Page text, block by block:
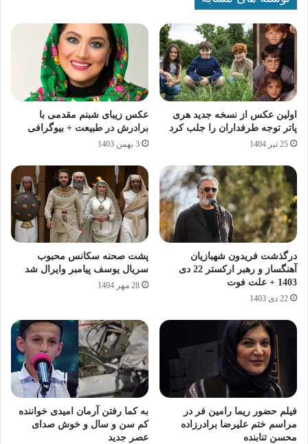
اولین عکس از نسخه جدید هری
پاتر توجه طرفداران را جلب کرد
25 تیر 1404
عکس زیبای شبنم مقدمی با
برادرش در طبیعت + بیوگرافی
3 بهمن 1403
درگذشت فریدون شهبازیان
آهنگساز و رهبر ارکستر 22 دی
1403 + علت فوت
22 دی 1403
پشت صحنه سکانس محبوب
سریال یوسف پیامبر وایرال شد
28 مهر 1404
فیلم حضور ریما رامین فر در
مراسم ختم علیرضا برادرزاده
محسن تنابنده
به کما رفتن آرمان امیدی خواننده
کم سن و سال و خوش صدای
عصر جدید